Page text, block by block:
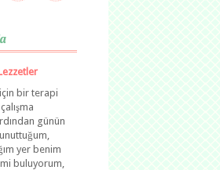
bir terapi
günün
yer benim
buluyorum,